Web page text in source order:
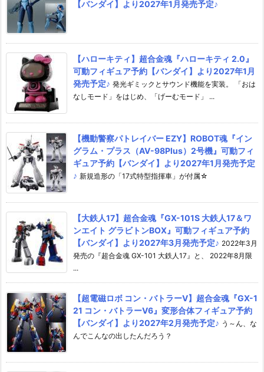
【バンダイ】より2027年1月発売予定♪
【ハローキティ】超合金魂『ハローキティ 2.0』
可動フィギュア予約【バンダイ】より2027年1月
発売予定♪ 発光ギミックとサウンド機能を実装。 「おは
なしモード」をはじめ、「げーむモード」 ...
【機動警察パトレイバー EZY】ROBOT魂『イン
グラム・プラス（AV-98Plus）2号機』可動フィ
ギュア予約【バンダイ】より2027年1月発売予定
♪ 新規造形の「17式特型指揮車」が付属☆
【大鉄人17】超合金魂『GX-101S 大鉄人17＆ワ
ンエイト グラビトンBOX』可動フィギュア予約
【バンダイ】より2027年3月発売予定♪ 2022年3月
発売の『超合金魂 GX-101 大鉄人17』と、 2022年8月限
...
【超電磁ロボ コン・バトラーV】超合金魂『GX-1
21 コン・バトラーV6』変形合体フィギュア予約
【バンダイ】より2027年2月発売予定♪ う～ん、な
んでこんなの出したんだろう？